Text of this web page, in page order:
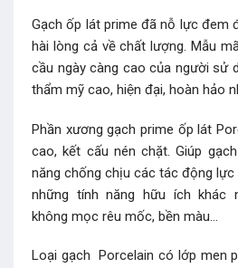
Gạch ốp lát prime đã nỗ lực đem
hài lòng cả về chất lượng. Mẫu
cầu ngày càng cao của người sử
thẩm mỹ cao, hiện đại, hoàn hảo
Phần xương gạch prime ốp lát
cao, kết cấu nén chặt. Giúp
năng chống chịu các tác động
những tính năng hữu ích khác
không mọc rêu mốc, bền màu…
Loại gạch Porcelain có lớp men